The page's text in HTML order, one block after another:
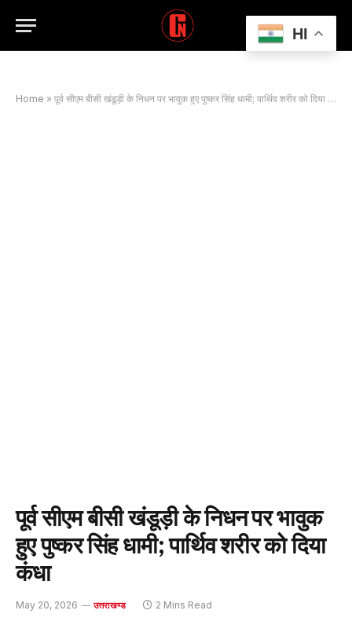
Home » पूर्व सीएम बीसी खंडूड़ी के निधन पर भावुक हुए पुष्कर सिंह धामी; पार्थिव शरीर को दिया कंधा
पूर्व सीएम बीसी खंडूड़ी के निधन पर भावुक
हुए पुष्कर सिंह धामी; पार्थिव शरीर को दिया
कंधा
May 20, 2026 उत्तराखण्ड 2 Mins Read
HI